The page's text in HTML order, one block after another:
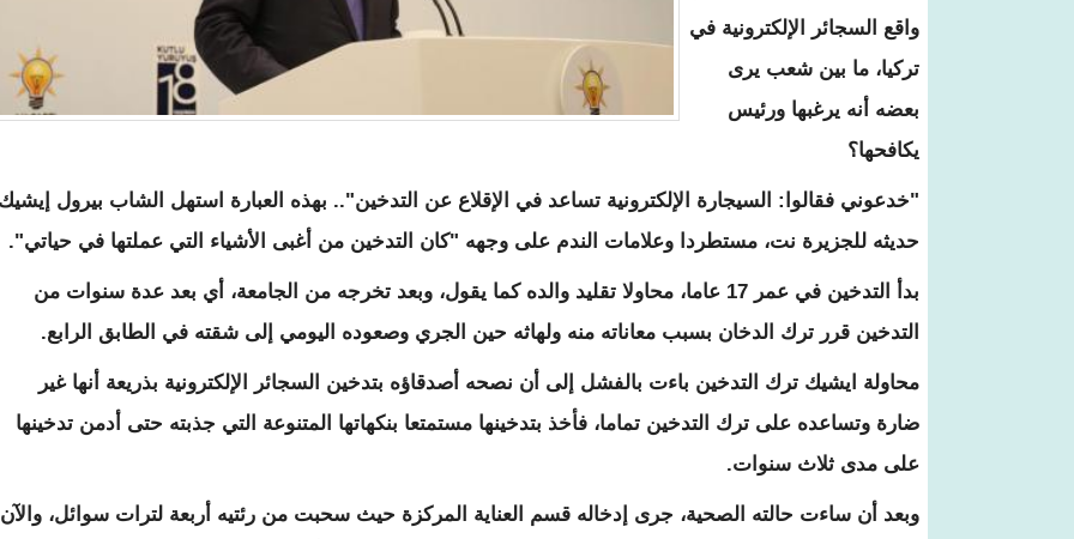
واقع السجائر الإلكترونية في
تركيا، ما بين شعب يرى
بعضه أنه يرغبها ورئيس
يكافحها؟
"خدعوني فقالوا: السيجارة الإلكترونية تساعد في الإقلاع عن التدخين".. بهذه العبارة استهل الشاب بيرول
حديثه للجزيرة نت، مستطردا وعلامات الندم على وجهه "كان التدخين من أغبى الأشياء التي عملتها في حياتي".
بدأ التدخين في عمر 17 عاما، محاولا تقليد والده كما يقول، وبعد تخرجه من الجامعة، أي بعد عدة سنوات من
التدخين قرر ترك الدخان بسبب معاناته منه ولهاثه حين الجري وصعوده اليومي إلى شقته في الطابق الرابع.
محاولة ايشيك ترك التدخين باءت بالفشل إلى أن نصحه أصدقاؤه بتدخين السجائر الإلكترونية بذريعة أنها غير
ضارة وتساعده على ترك التدخين تماما، فأخذ بتدخينها مستمتعا بنكهاتها المتنوعة التي جذبته حتى أدمن تدخينها
على مدى ثلاث سنوات.
وبعد أن ساءت حالته الصحية، جرى إدخاله قسم العناية المركزة حيث سحبت من رئتيه أربعة لترات سوائل، والآن